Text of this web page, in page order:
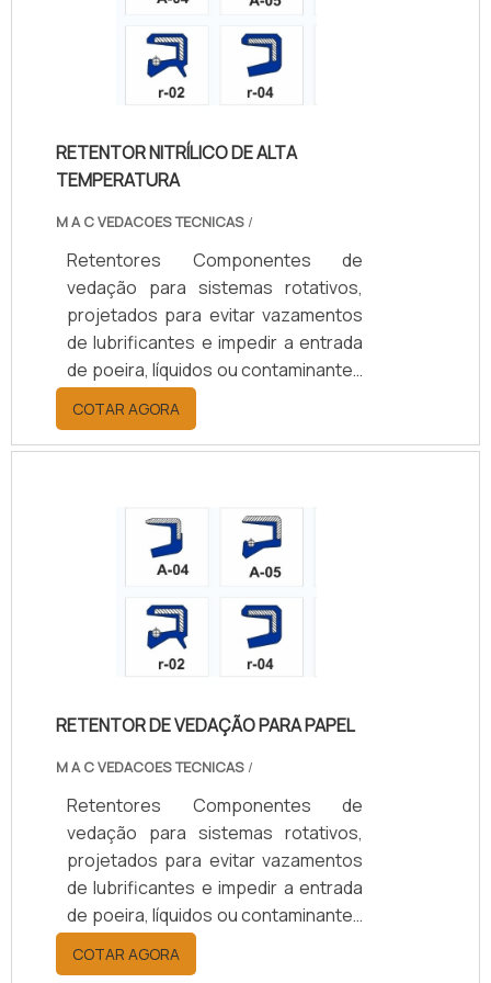
e diâmetros de 10 a 200 mm.
Aplicados em setores automotivo,
agrícola, naval, ferroviário e
industrial, aumentam a durabilidade
de manutenção e garantem
eficiência operacional.
RETENTOR NITRÍLICO DE ALTA
TEMPERATURA
M A C VEDACOES TECNICAS /
Retentores Componentes de
vedação para sistemas rotativos,
projetados para evitar vazamentos
de lubrificantes e impedir a entrada
de poeira, líquidos ou contaminantes
em eixos e rolamentos. Disponíveis
em borracha nitrílica (NBR), Viton
(FKM), silicone, PTFE ou grafite,
+200°C, conforme o material.
Oferecem opções de vedação
simples ou dupla, com ou sem mola,
e diâmetros de 10 a 200 mm.
Aplicados em setores automotivo,
agrícola, naval, ferroviário e
industrial, aumentam a durabilidade
de manutenção e garantem
COTAR AGORA
RETENTOR DE VEDAÇÃO PARA PAPEL
M A C VEDACOES TECNICAS /
Retentores Componentes de
vedação para sistemas rotativos,
projetados para evitar vazamentos
de lubrificantes e impedir a entrada
de poeira, líquidos ou contaminantes
em eixos e rolamentos. Disponíveis
em borracha nitrílica (NBR), Viton
COTAR AGORA